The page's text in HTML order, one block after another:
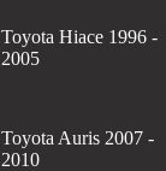
Toyota Hiace 1996 -
2005
Toyota Auris 2007 -
2010